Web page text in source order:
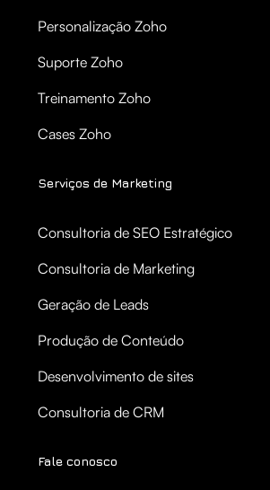
Personalização Zoho
Suporte Zoho
Treinamento Zoho
Cases Zoho
Serviços de Marketing
Consultoria de SEO Estratégico
Consultoria de Marketing
Geração de Leads
Produção de Conteúdo
Desenvolvimento de sites
Consultoria de CRM
Fale conosco